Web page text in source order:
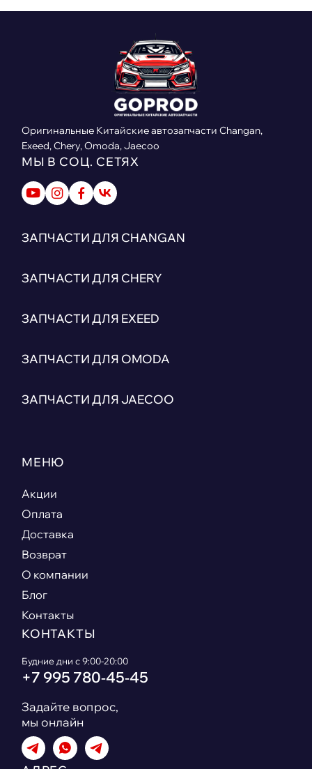
Оригинальные Китайские автозапчасти Changan,
Exeed, Chery, Omoda, Jaecoo
МЫ В СОЦ. СЕТЯХ
ЗАПЧАСТИ ДЛЯ CHANGAN
ЗАПЧАСТИ ДЛЯ CHERY
ЗАПЧАСТИ ДЛЯ EXEED
ЗАПЧАСТИ ДЛЯ OMODA
ЗАПЧАСТИ ДЛЯ JAECOO
МЕНЮ
Акции
Оплата
Доставка
Возврат
О компании
Блог
Контакты
КОНТАКТЫ
Будние дни с 9:00-20:00
+7 995 780‑45‑45
Задайте вопрос,
мы онлайн